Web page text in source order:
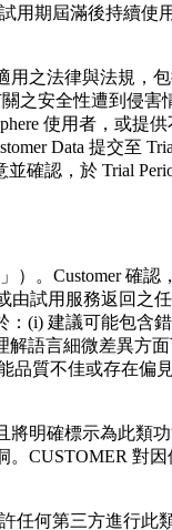
期屆滿後持續使
用之法律與法規，
安全性遭到侵害
使用者，或提
Data 提交至
並確認，於 Trial
」）。Customer 確
試用服務返回之
(i) 建議可能包含
語言細微差異方
質不佳或存在偏
明確標示為此類功
CUSTOMER 對
何第三方進行此